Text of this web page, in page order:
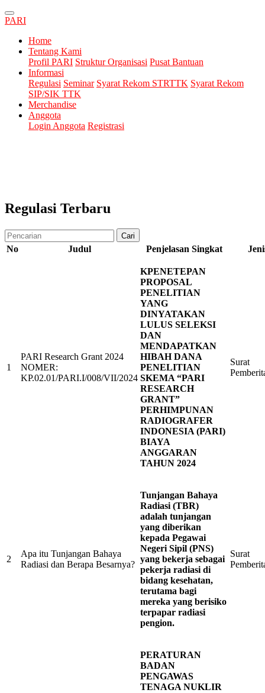
PARI
Home
Tentang Kami
Profil PARI Struktur Organisasi Pusat Bantuan
Informasi
Regulasi Seminar Syarat Rekom STRTTK Syarat Rekom
SIP/SIK TTK
Merchandise
Anggota
Login Anggota Registrasi
Regulasi Terbaru
Cari
No Judul Penjelasan Singkat
1
PARI Research Grant 2024
NOMER:
KP.02.01/PARI.I/008/VII/2024
KPENETEPAN
PROPOSAL
PENELITIAN
YANG
DINYATAKAN
LULUS SELEKSI
DAN
MENDAPATKAN
HIBAH DANA
PENELITIAN
SKEMA “PARI
RESEARCH
GRANT”
PERHIMPUNAN
RADIOGRAFER
INDONESIA (PARI)
BIAYA
ANGGARAN
TAHUN 2024
Surat
2
Apa itu Tunjangan Bahaya
Radiasi dan Berapa Besarnya?
Tunjangan Bahaya
Radiasi (TBR)
adalah tunjangan
yang diberikan
kepada Pegawai
Negeri Sipil (PNS)
yang bekerja sebagai
pekerja radiasi di
bidang kesehatan,
terutama bagi
mereka yang berisiko
terpapar radiasi
pengion.
Surat
PERATURAN
BADAN
PENGAWAS
TENAGA NUKLIR